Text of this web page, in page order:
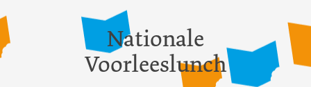
Nationale
Voorleeslunch